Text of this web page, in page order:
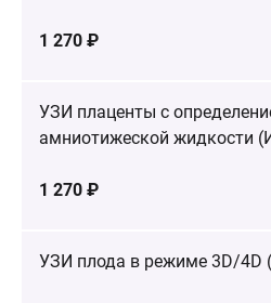
1 270 ₽
УЗИ плаценты с
амниотижеской жидкости
1 270 ₽
УЗИ плода в режиме 3D/4D